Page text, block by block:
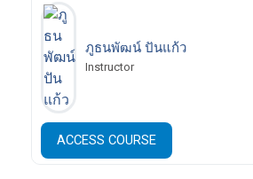
ภูธนพัฒน์ ปันแก้ว
Instructor
ACCESS COURSE